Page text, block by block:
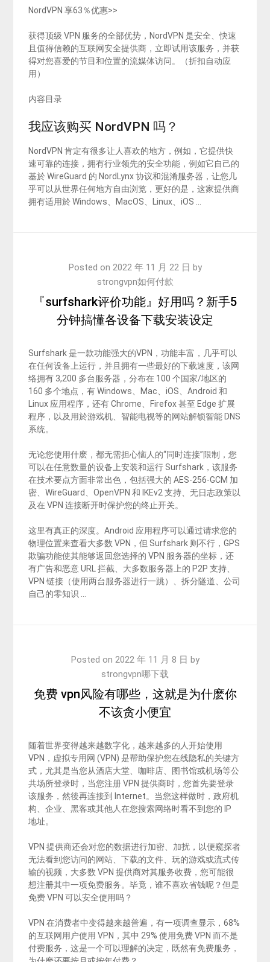
NordVPN 享63％优惠>>
获得顶级 VPN 服务的全部优势，NordVPN 是安全、快速
且值得信赖的互联网安全提供商，立即试用该服务，并获
得对您喜爱的节目和位置的流媒体访问。（折扣自动应
用）
内容目录
我应该购买 NordVPN 吗？
NordVPN 肯定有很多让人喜欢的地方，例如，它提供快
速可靠的连接，拥有行业领先的安全功能，例如它自己的
基於 WireGuard 的 NordLynx 协议和混淆服务器，让您几
乎可以从世界任何地方自由浏览，更好的是，这家提供商
拥有适用於 Windows、MacOS、Linux、iOS …
『surfshark评价功能』好用吗？新手5
分钟搞懂各设备下载安装设定
Posted on 2022 年 11 月 22 日 by
strongvpn如何付款
Surfshark 是一款功能强大的VPN，功能丰富，几乎可以
在任何设备上运行，并且拥有一些最好的下载速度，该网
络拥有 3,200 多台服务器，分布在 100 个国家/地区的
160 多个地点，有 Windows、Mac、iOS、Android 和
Linux 应用程序，还有 Chrome、Firefox 甚至 Edge 扩展
程序，以及用於游戏机、智能电视等的网站解锁智能 DNS
系统。
无论您使用什麽，都无需担心恼人的“同时连接”限制，您
可以在任意数量的设备上安装和运行 Surfshark，该服务
在技术要点方面非常出色，包括强大的 AES-256-GCM 加
密、WireGuard、OpenVPN 和 IKEv2 支持、无日志政策以
及在 VPN 连接断开时保护您的终止开关。
这里有真正的深度。Android 应用程序可以通过请求您的
物理位置来查看大多数 VPN，但 Surfshark 则不行，GPS
欺骗功能使其能够返回您选择的 VPN 服务器的坐标，还
有广告和恶意 URL 拦截、大多数服务器上的 P2P 支持、
VPN 链接（使用两台服务器进行一跳）、拆分隧道、公司
自己的零知识 …
免费 vpn风险有哪些，这就是为什麽你
不该贪小便宜
Posted on 2022 年 11 月 8 日 by
strongvpn哪下载
随着世界变得越来越数字化，越来越多的人开始使用
VPN，虚拟专用网 (VPN) 是帮助保护您在线隐私的关键方
式，尤其是当您从酒店大堂、咖啡店、图书馆或机场等公
共场所登录时，当您注册 VPN 提供商时，您首先要登录
该服务，然後再连接到 Internet。当您这样做时，政府机
构、企业、黑客或其他人在您搜索网络时看不到您的 IP
地址。
VPN 提供商还会对您的数据进行加密、加扰，以便窥探者
无法看到您访问的网站、下载的文件、玩的游戏或流式传
输的视频，大多数 VPN 提供商对其服务收费，您可能很
想注册其中一项免费服务。毕竟，谁不喜欢省钱呢？但是
免费 VPN 可以安全使用吗？
VPN 在消费者中变得越来越普遍，有一项调查显示，68%
的互联网用户使用 VPN，其中 29% 使用免费 VPN 而不是
付费服务，这是一个可以理解的决定，既然有免费服务，